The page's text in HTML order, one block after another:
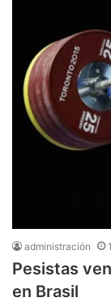
administración
Pesistas
en Brasil